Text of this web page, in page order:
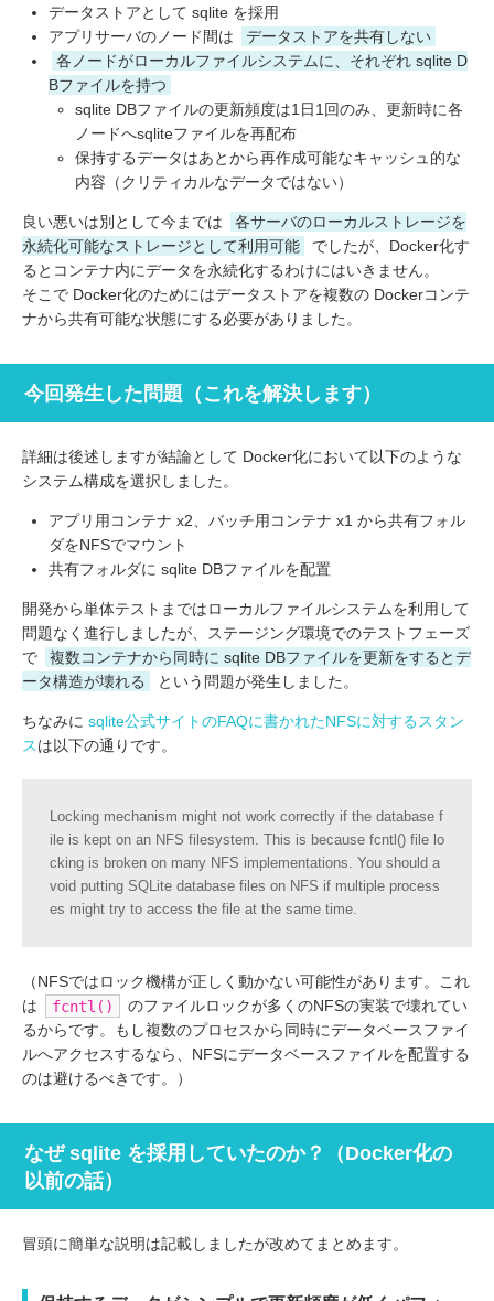
データストアとして sqlite を採用
アプリサーバのノード間は
データストアを共有しない
各ノードがローカルファイルシステムに、それぞれ sqlite D
Bファイルを持つ
sqlite DBファイルの更新頻度は1日1回のみ、更新時に各
ノードへsqliteファイルを再配布
保持するデータはあとから再作成可能なキャッシュ的な
内容（クリティカルなデータではない）
良い悪いは別として今までは
各サーバのローカルストレージを
永続化可能なストレージとして利用可能
でしたが、Docker化す
るとコンテナ内にデータを永続化するわけにはいきません。
そこで Docker化のためにはデータストアを複数の Dockerコンテ
ナから共有可能な状態にする必要がありました。
今回発生した問題（これを解決します）
詳細は後述しますが結論として Docker化において以下のような
システム構成を選択しました。
アプリ用コンテナ x2、バッチ用コンテナ x1 から共有フォル
ダをNFSでマウント
共有フォルダに sqlite DBファイルを配置
開発から単体テストまではローカルファイルシステムを利用して
問題なく進行しましたが、ステージング環境でのテストフェーズ
で
複数コンテナから同時に sqlite DBファイルを更新をするとデ
ータ構造が壊れる
という問題が発生しました。
ちなみに sqlite公式サイトのFAQに書かれたNFSに対するスタン
スは以下の通りです。
Locking mechanism might not work correctly if the database f
ile is kept on an NFS filesystem. This is because fcntl() file lo
cking is broken on many NFS implementations. You should a
void putting SQLite database files on NFS if multiple process
es might try to access the file at the same time.
（NFSではロック機構が正しく動かない可能性があります。これ
は
fcntl()
のファイルロックが多くのNFSの実装で壊れてい
るからです。もし複数のプロセスから同時にデータベースファイ
ルへアクセスするなら、NFSにデータベースファイルを配置する
のは避けるべきです。）
なぜ sqlite を採用していたのか？（Docker化の
以前の話）
冒頭に簡単な説明は記載しましたが改めてまとめます。